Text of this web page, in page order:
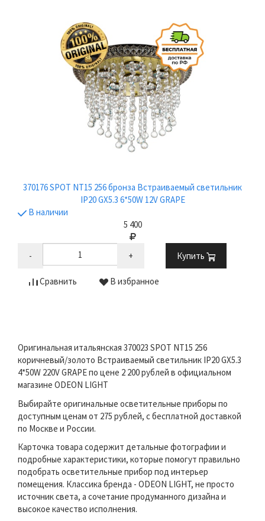
370176 SPOT NT15 256 бронза Встраиваемый светильник
IP20 GX5.3 6*50W 12V GRAPE
В наличии
5 400
- + Купить
Сравнить В избранное
Оригинальная итальянская 370023 SPOT NT15 256
коричневый/золото Встраиваемый светильник IP20 GX5.3
4*50W 220V GRAPE по цене 2 200 рублей в официальном
магазине ODEON LIGHT
Выбирайте оригинальные осветительные приборы по
доступным ценам от 275 рублей, с бесплатной доставкой
по Москве и России.
Карточка товара содержит детальные фотографии и
подробные характеристики, которые помогут правильно
подобрать осветительные прибор под интерьер
помещения. Классика бренда - ODEON LIGHT, не просто
источник света, а сочетание продуманного дизайна и
высокое качество исполнения.